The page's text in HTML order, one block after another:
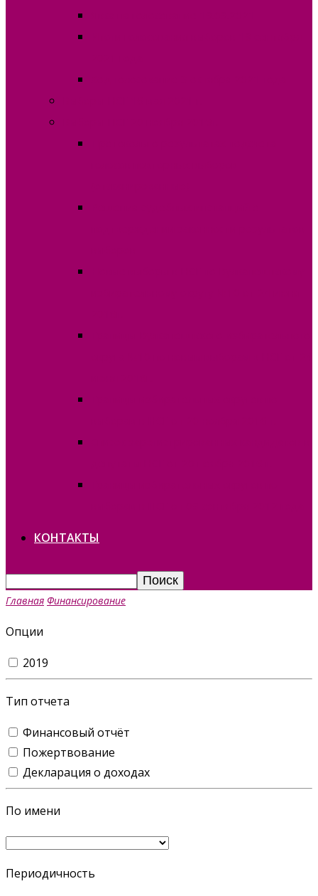
КОНТАКТЫ
Главная Финансирование
Опции
2019
Тип отчета
Финансовый отчёт
Пожертвование
Декларация о доходах
По имени
Периодичность